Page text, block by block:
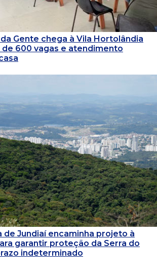
Gente chega à Vila Hortolândia
de 600 vagas e atendimento
de Jundiaí encaminha projeto à
garantir proteção da Serra do
indeterminado